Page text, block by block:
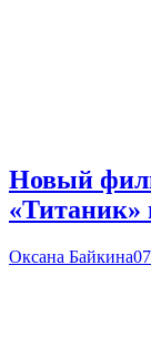
Новый
«Титаник»
Оксана Байкина